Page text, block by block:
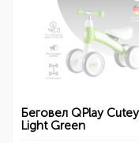
Беговел QPlay Cutey
Light Green